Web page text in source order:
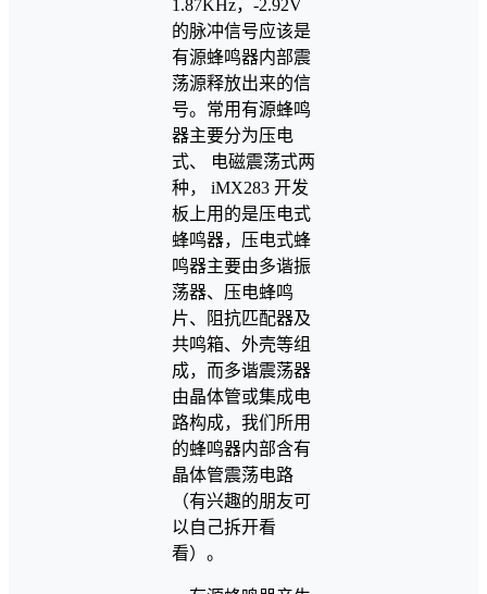
1.87KHz，-2.92V
的脉冲信号应该是
有源蜂鸣器内部震
荡源释放出来的信
号。常用有源蜂鸣
器主要分为压电
式、 电磁震荡式两
种， iMX283 开发
板上用的是压电式
蜂鸣器，压电式蜂
鸣器主要由多谐振
荡器、压电蜂鸣
片、阻抗匹配器及
共鸣箱、外壳等组
成，而多谐震荡器
由晶体管或集成电
路构成，我们所用
的蜂鸣器内部含有
晶体管震荡电路
（有兴趣的朋友可
以自己拆开看
看）。